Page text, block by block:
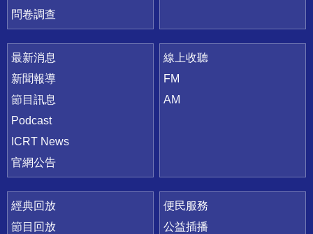
問卷調查
最新消息
新聞報導
節目訊息
Podcast
ICRT News
官網公告
線上收聽
FM
AM
經典回放
節目回放
便民服務
公益插播